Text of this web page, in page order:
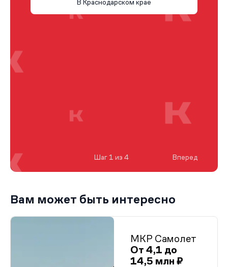
В Краснодарском крае
Шаг 1 из 4 Вперед
Вам может быть интересно
МКР Самолет
От 4,1 до
14,5 млн ₽